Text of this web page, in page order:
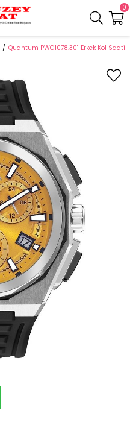
0
Quantum PWG1078.301 Erkek Kol Saati